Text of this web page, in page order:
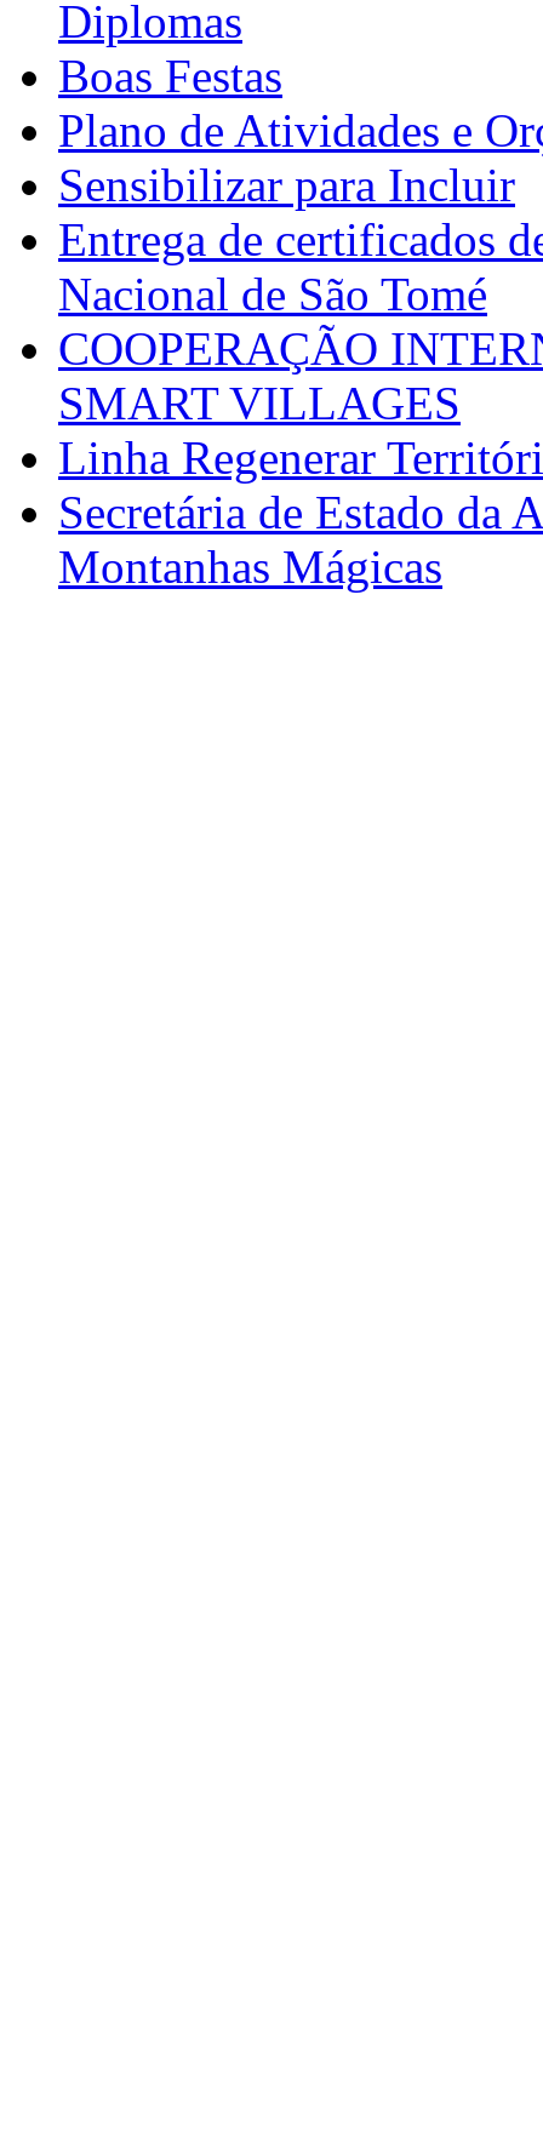
Diplomas
Boas Festas
Plano de Atividades e
Sensibilizar para Incluir
Entrega de certificados
Nacional de São Tomé
COOPERAÇÃO
SMART VILLAGES
Linha Regenerar
Secretária de Estado da
Montanhas Mágicas